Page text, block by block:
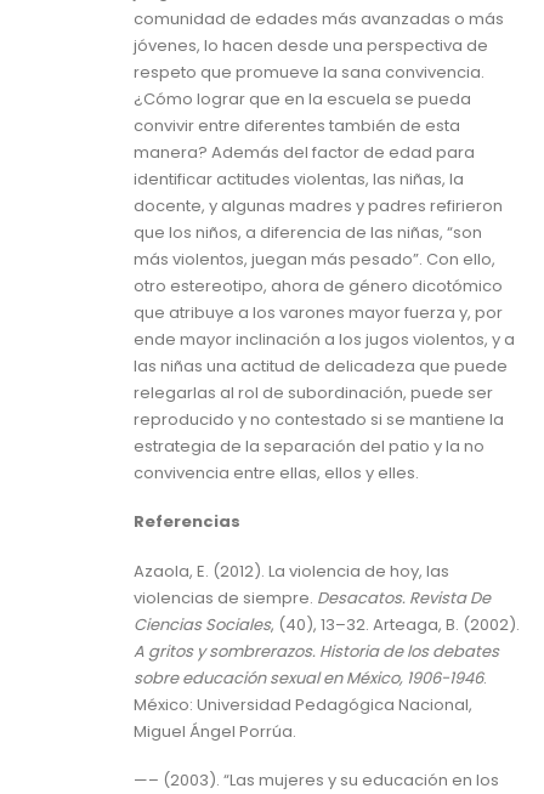
comunidad de edades más avanzadas o más
jóvenes, lo hacen desde una perspectiva de
respeto que promueve la sana convivencia.
¿Cómo lograr que en la escuela se pueda
convivir entre diferentes también de esta
manera? Además del factor de edad para
identificar actitudes violentas, las niñas, la
docente, y algunas madres y padres refirieron
que los niños, a diferencia de las niñas, “son
más violentos, juegan más pesado”. Con ello,
otro estereotipo, ahora de género dicotómico
que atribuye a los varones mayor fuerza y, por
ende mayor inclinación a los jugos violentos, y a
las niñas una actitud de delicadeza que puede
relegarlas al rol de subordinación, puede ser
reproducido y no contestado si se mantiene la
estrategia de la separación del patio y la no
convivencia entre ellas, ellos y elles.
Referencias
Azaola, E. (2012). La violencia de hoy, las
violencias de siempre. Desacatos. Revista De
Ciencias Sociales, (40), 13–32. Arteaga, B. (2002).
A gritos y sombrerazos. Historia de los debates
sobre educación sexual en México, 1906-1946.
México: Universidad Pedagógica Nacional,
Miguel Ángel Porrúa.
—– (2003). “Las mujeres y su educación en los